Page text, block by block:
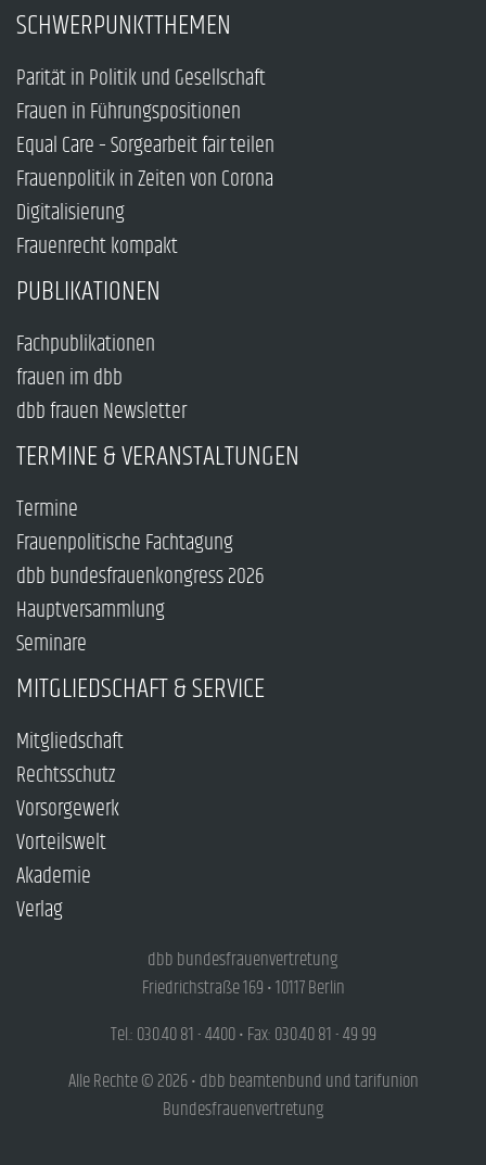
SCHWERPUNKTTHEMEN
Parität in Politik und Gesellschaft
Frauen in Führungspositionen
Equal Care – Sorgearbeit fair teilen
Frauenpolitik in Zeiten von Corona
Digitalisierung
Frauenrecht kompakt
PUBLIKATIONEN
Fachpublikationen
frauen im dbb
dbb frauen Newsletter
TERMINE & VERANSTALTUNGEN
Termine
Frauenpolitische Fachtagung
dbb bundesfrauenkongress 2026
Hauptversammlung
Seminare
MITGLIEDSCHAFT & SERVICE
Mitgliedschaft
Rechtsschutz
Vorsorgewerk
Vorteilswelt
Akademie
Verlag
dbb bundesfrauenvertretung
Friedrichstraße 169 • 10117 Berlin
Tel.: 030.40 81 - 4400 • Fax: 030.40 81 - 49 99
Alle Rechte © 2026 • dbb beamtenbund und tarifunion
Bundesfrauenvertretung